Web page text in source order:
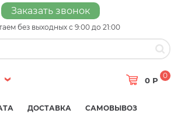
Заказать звонок
без выходных с 9:00 до 21:00
0 Р
0
ДОСТАВКА САМОВЫВОЗ